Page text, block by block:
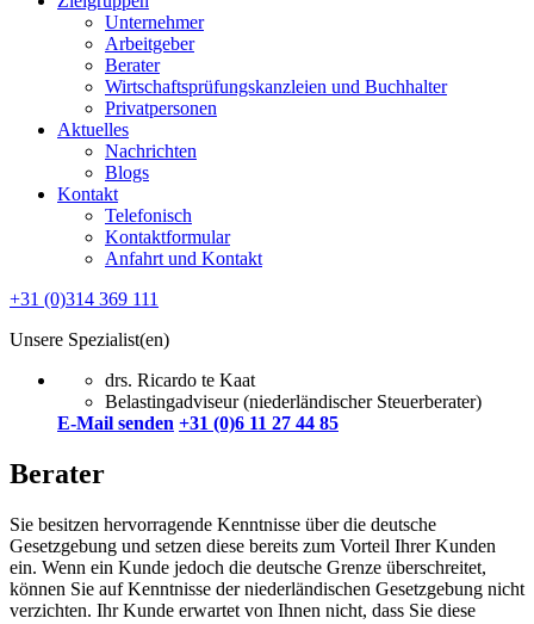
Unternehmer
Arbeitgeber
Berater
Wirtschaftsprüfungskanzleien und Buchhalter
Privatpersonen
Aktuelles
Nachrichten
Blogs
Kontakt
Telefonisch
Kontaktformular
Anfahrt und Kontakt
+31 (0)314 369 111
Unsere Spezialist(en)
drs. Ricardo te Kaat
Belastingadviseur (niederländischer Steuerberater)
E-Mail senden +31 (0)6 11 27 44 85
Berater
Sie besitzen hervorragende Kenntnisse über die deutsche
Gesetzgebung und setzen diese bereits zum Vorteil Ihrer Kunden
ein. Wenn ein Kunde jedoch die deutsche Grenze überschreitet,
können Sie auf Kenntnisse der niederländischen Gesetzgebung nicht
verzichten. Ihr Kunde erwartet von Ihnen nicht, dass Sie diese